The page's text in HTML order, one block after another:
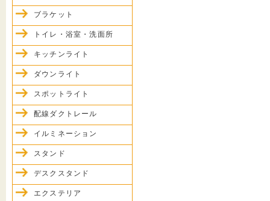
ブラケット
トイレ・浴室・洗面所
キッチンライト
ダウンライト
スポットライト
配線ダクトレール
イルミネーション
スタンド
デスクスタンド
エクステリア